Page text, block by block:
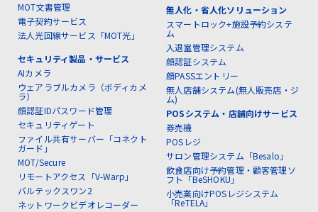
MOT文書管理
電子契約サービス
法人光回線サービス「MOT光」
セキュリティ製品・サービス
AIカメラ
ウェアラブルカメラ（ボディカメ
ラ）
顔認証IDパスワード管理
セキュリティゲート
ファイル共有サーバー「コネクト
ガード」
MOT/Secure
リモートアクセス「V-Warp」
バルテックスワン2
ネットワークビデオレコーダー
無人化・省人化ソリューション
スマートロック+施設予約システ
ム
入退室管理システム
顔認証システム
顔PASSエントリー
無人店舗システム(無人販売店・ジ
ム)
POSシステム・店舗向けサービス
券売機
POSレジ
サロン管理システム「Besalo」
飲食店向け予約管理・顧客管理ソ
フト「BeSHOKU」
小売業向けPOSレジシステム
「ReTELA」